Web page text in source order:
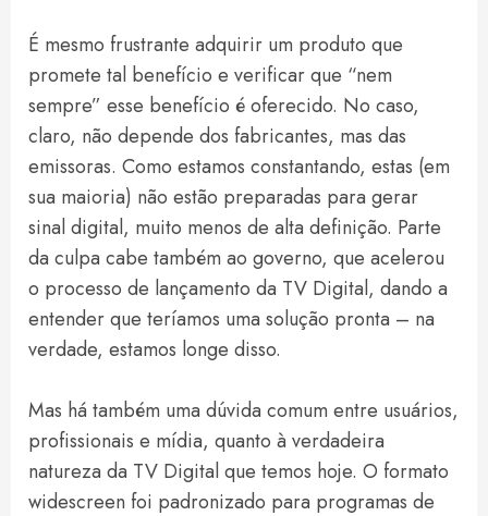
É mesmo frustrante adquirir um produto que
promete tal benefício e verificar que “nem
sempre” esse benefício é oferecido. No caso,
claro, não depende dos fabricantes, mas das
emissoras. Como estamos constantando, estas (em
sua maioria) não estão preparadas para gerar
sinal digital, muito menos de alta definição. Parte
da culpa cabe também ao governo, que acelerou
o processo de lançamento da TV Digital, dando a
entender que teríamos uma solução pronta – na
verdade, estamos longe disso.
Mas há também uma dúvida comum entre usuários,
profissionais e mídia, quanto à verdadeira
natureza da TV Digital que temos hoje. O formato
widescreen foi padronizado para programas de